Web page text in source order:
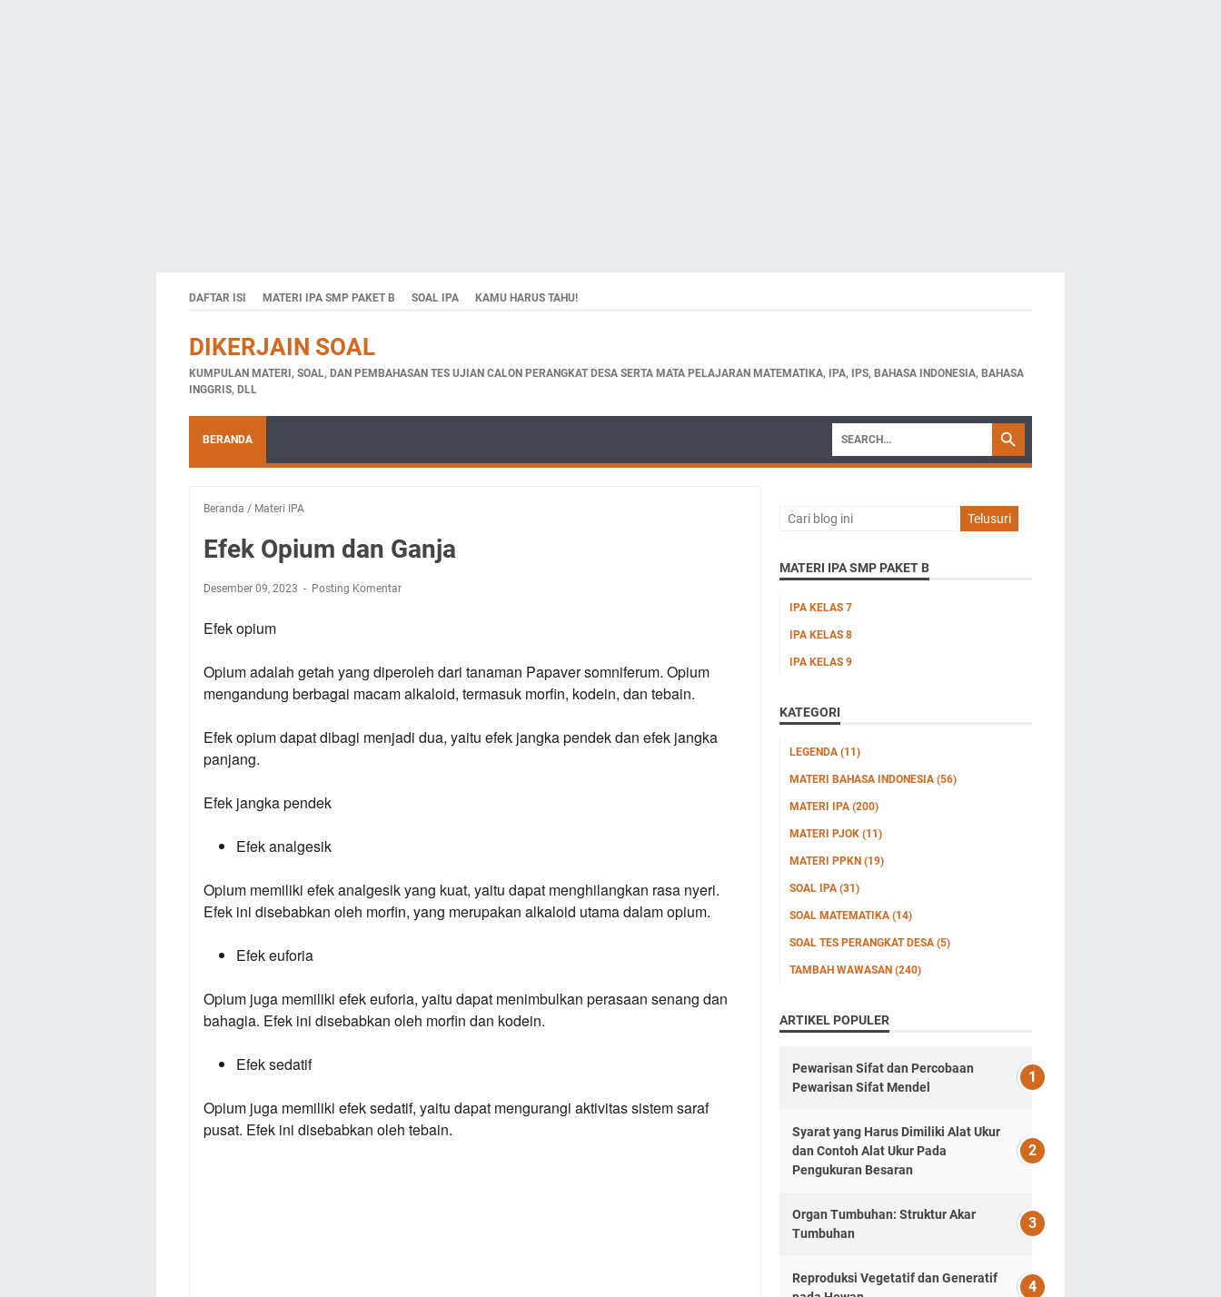
DAFTAR ISI MATERI IPA SMP PAKET B SOAL IPA KAMU HARUS TAHU!
DIKERJAIN SOAL
KUMPULAN MATERI, SOAL, DAN PEMBAHASAN TES UJIAN CALON PERANGKAT DESA SERTA MATA PELAJARAN MATEMATIKA, IPA, IPS, BAHASA INDONESIA, BAHASA
INGGRIS, DLL
BERANDA
Beranda / Materi IPA
Efek Opium dan Ganja
Desember 09, 2023 Posting Komentar
Efek opium
Opium adalah getah yang diperoleh dari tanaman Papaver somniferum. Opium
mengandung berbagai macam alkaloid, termasuk morfin, kodein, dan tebain.
Efek opium dapat dibagi menjadi dua, yaitu efek jangka pendek dan efek jangka
panjang.
Efek jangka pendek
Efek analgesik
Opium memiliki efek analgesik yang kuat, yaitu dapat menghilangkan rasa nyeri.
Efek ini disebabkan oleh morfin, yang merupakan alkaloid utama dalam opium.
Efek euforia
Opium juga memiliki efek euforia, yaitu dapat menimbulkan perasaan senang dan
bahagia. Efek ini disebabkan oleh morfin dan kodein.
Efek sedatif
Opium juga memiliki efek sedatif, yaitu dapat mengurangi aktivitas sistem saraf
pusat. Efek ini disebabkan oleh tebain.
MATERI IPA SMP PAKET B
IPA KELAS 7
IPA KELAS 8
IPA KELAS 9
KATEGORI
LEGENDA (11)
MATERI BAHASA INDONESIA (56)
MATERI IPA (200)
MATERI PJOK (11)
MATERI PPKN (19)
SOAL IPA (31)
SOAL MATEMATIKA (14)
SOAL TES PERANGKAT DESA (5)
TAMBAH WAWASAN (240)
ARTIKEL POPULER
Pewarisan Sifat dan Percobaan
Pewarisan Sifat Mendel
Syarat yang Harus Dimiliki Alat Ukur
dan Contoh Alat Ukur Pada
Pengukuran Besaran
Organ Tumbuhan: Struktur Akar
Tumbuhan
Reproduksi Vegetatif dan Generatif